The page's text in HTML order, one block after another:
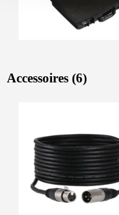
Accessoires (6)